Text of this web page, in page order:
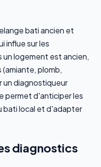
bati ancien et
influe sur les
un logement est ancien,
plomb,
un diagnostiqueur
permet d'anticiper les
bati local et d'adapter
diagnostics